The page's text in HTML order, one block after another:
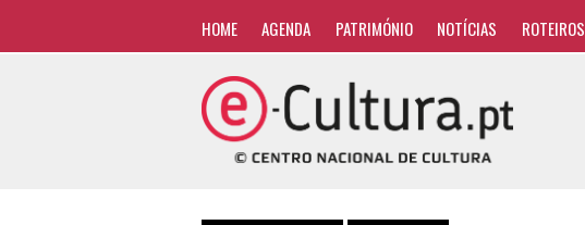
HOME AGENDA PATRIMÓNIO NOTÍCIAS ROTEIROS